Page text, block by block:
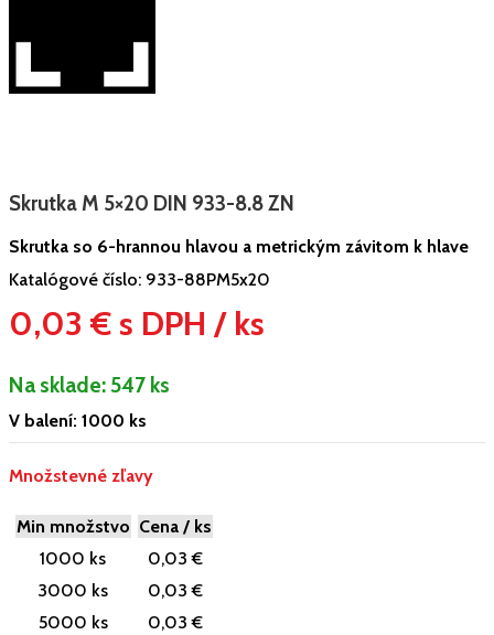
Skrutka M 5×20 DIN 933-8.8 ZN
Skrutka so 6-hrannou hlavou a metrickým závitom k hlave
Katalógové číslo: 933-88PM5x20
0,03 € s DPH / ks
Na sklade: 547 ks
V balení: 1000 ks
Množstevné zľavy
Min množstvo Cena / ks
1000 ks
0,03 €
3000 ks
0,03 €
5000 ks
0,03 €